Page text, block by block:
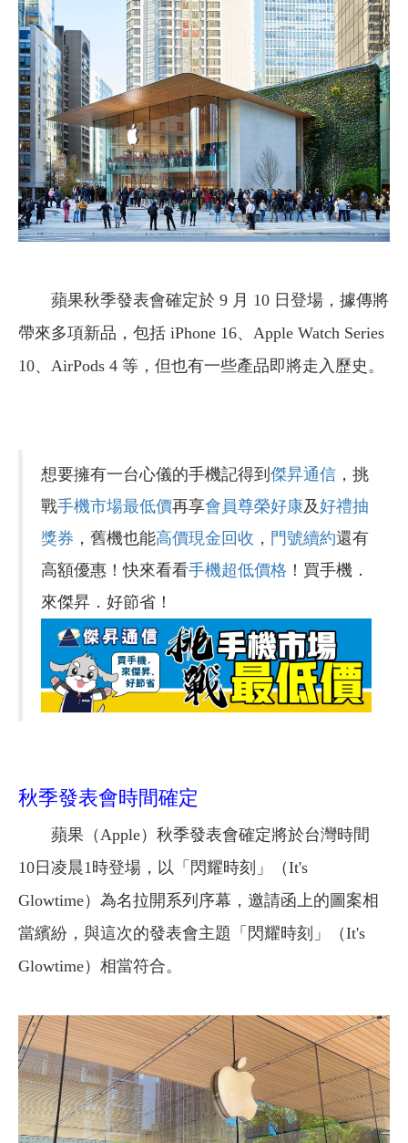
蘋果秋季發表會確定於 9 月 10 日登場，據傳將
帶來多項新品，包括 iPhone 16、Apple Watch Series
10、AirPods 4 等，但也有一些產品即將走入歷史。
想要擁有一台心儀的手機記得到傑昇通信 ，挑
戰手機市場最低價再享會員尊榮好康及好禮抽
獎券 ，舊機也能高價現金回收 ， 門號續約還有
高額優惠！快來看看手機超低價格 ！買手機．
來傑昇．好節省！
秋季發表會時間確定
蘋果（Apple）秋季發表會確定將於台灣時間
10日凌晨1時登場，以「閃耀時刻」（It's
Glowtime）為名拉開系列序幕，邀請函上的圖案相
當繽紛，與這次的發表會主題「閃耀時刻」（It's
Glowtime）相當符合。